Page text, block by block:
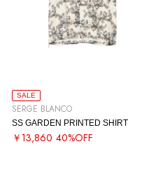
SALE
SERGE BLANCO
SS GARDEN PRINTED SHIRT
￥13,860 40%OFF